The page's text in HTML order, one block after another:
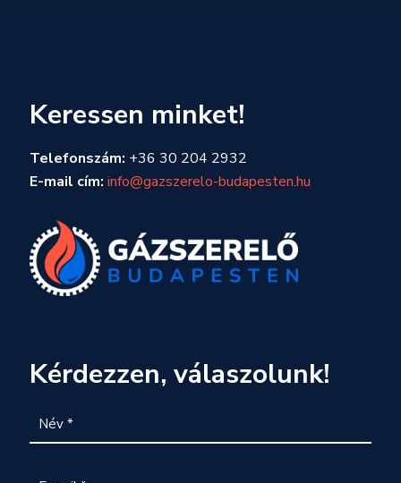
Keressen minket!
Telefonszám: +36 30 204 2932
E-mail cím: info@gazszerelo-budapesten.hu
Kérdezzen, válaszolunk!